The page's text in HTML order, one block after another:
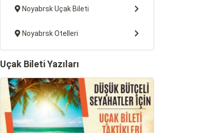
Noyabrsk Uçak Bileti
Noyabrsk Otelleri
Uçak Bileti Yazıları